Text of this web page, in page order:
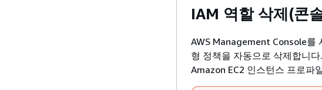
IAM 역할 삭제(콘
AWS Management Console를
형 정책을 자동으로 삭제합니
Amazon EC2 인스턴스 프로파